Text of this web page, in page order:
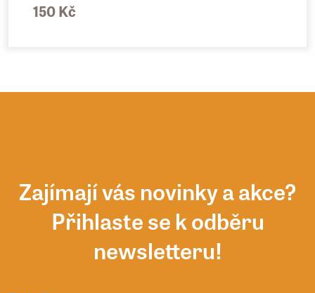
150 Kč
Zajímají vás novinky a akce?
Přihlaste se k odběru
newsletteru!